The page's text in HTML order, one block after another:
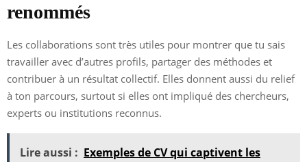
renommés
Les collaborations sont très utiles pour montrer que tu sais
travailler avec d’autres profils, partager des méthodes et
contribuer à un résultat collectif. Elles donnent aussi du relief
à ton parcours, surtout si elles ont impliqué des chercheurs,
experts ou institutions reconnus.
Lire aussi : Exemples de CV qui captivent les